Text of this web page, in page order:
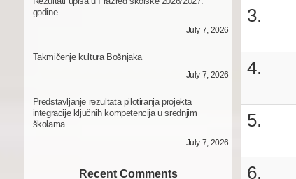
3.
4.
5.
6.
godine
July 7, 2026
Takmičenje kultura Bošnjaka
July 7, 2026
Predstavljanje rezultata pilotiranja projekta
integracije ključnih kompetencija u srednjim
školama
July 7, 2026
Recent Comments